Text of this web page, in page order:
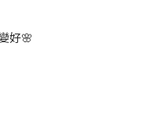
好🌸